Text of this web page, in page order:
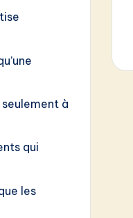
à
qui
les